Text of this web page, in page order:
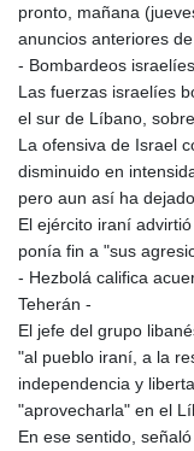
pronto, mañana
anuncios anteriores
- Bombardeos
Las fuerzas israelíes
el sur de Líbano,
La ofensiva de Israel
disminuido en
pero aun así ha
El ejército iraní
ponía fin a "sus
- Hezbolá califica
Teherán -
El jefe del grupo
"al pueblo iraní, a la
independencia y
"aprovecharla" en el
En ese sentido,